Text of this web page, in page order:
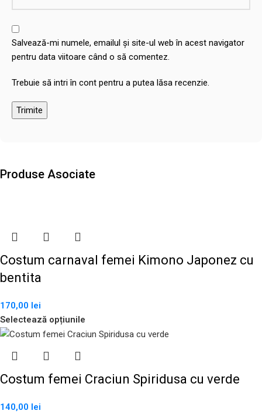
Salvează-mi numele, emailul și site-ul web în acest navigator
pentru data viitoare când o să comentez.
Trebuie să intri în cont pentru a putea lăsa recenzie.
Produse Asociate
Costum carnaval femei Kimono Japonez cu
bentita
170,00 lei
Selectează opțiunile
Costum femei Craciun Spiridusa cu verde
140,00 lei